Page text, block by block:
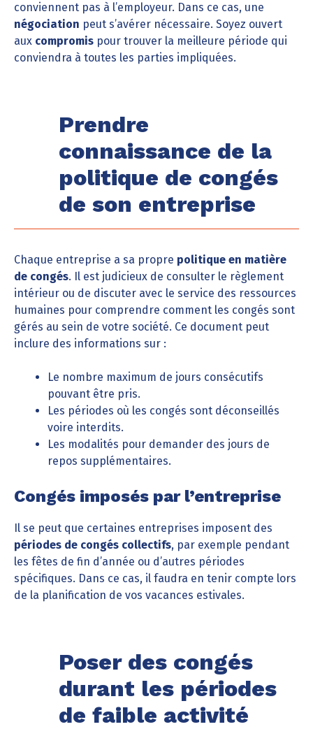
conviennent pas à l’employeur. Dans ce cas, une
négociation peut s’avérer nécessaire. Soyez ouvert
aux compromis pour trouver la meilleure période qui
conviendra à toutes les parties impliquées.
Prendre
connaissance de la
politique de congés
de son entreprise
Chaque entreprise a sa propre politique en matière
de congés. Il est judicieux de consulter le règlement
intérieur ou de discuter avec le service des ressources
humaines pour comprendre comment les congés sont
gérés au sein de votre société. Ce document peut
inclure des informations sur :
Le nombre maximum de jours consécutifs
pouvant être pris.
Les périodes où les congés sont déconseillés
voire interdits.
Les modalités pour demander des jours de
repos supplémentaires.
Congés imposés par l’entreprise
Il se peut que certaines entreprises imposent des
périodes de congés collectifs, par exemple pendant
les fêtes de fin d’année ou d’autres périodes
spécifiques. Dans ce cas, il faudra en tenir compte lors
de la planification de vos vacances estivales.
Poser des congés
durant les périodes
de faible activité